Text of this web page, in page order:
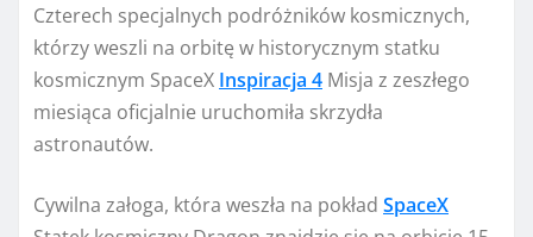
Czterech specjalnych podróżników kosmicznych,
którzy weszli na orbitę w historycznym statku
kosmicznym SpaceX Inspiracja 4 Misja z zeszłego
miesiąca oficjalnie uruchomiła skrzydła
astronautów.
Cywilna załoga, która weszła na pokład SpaceX